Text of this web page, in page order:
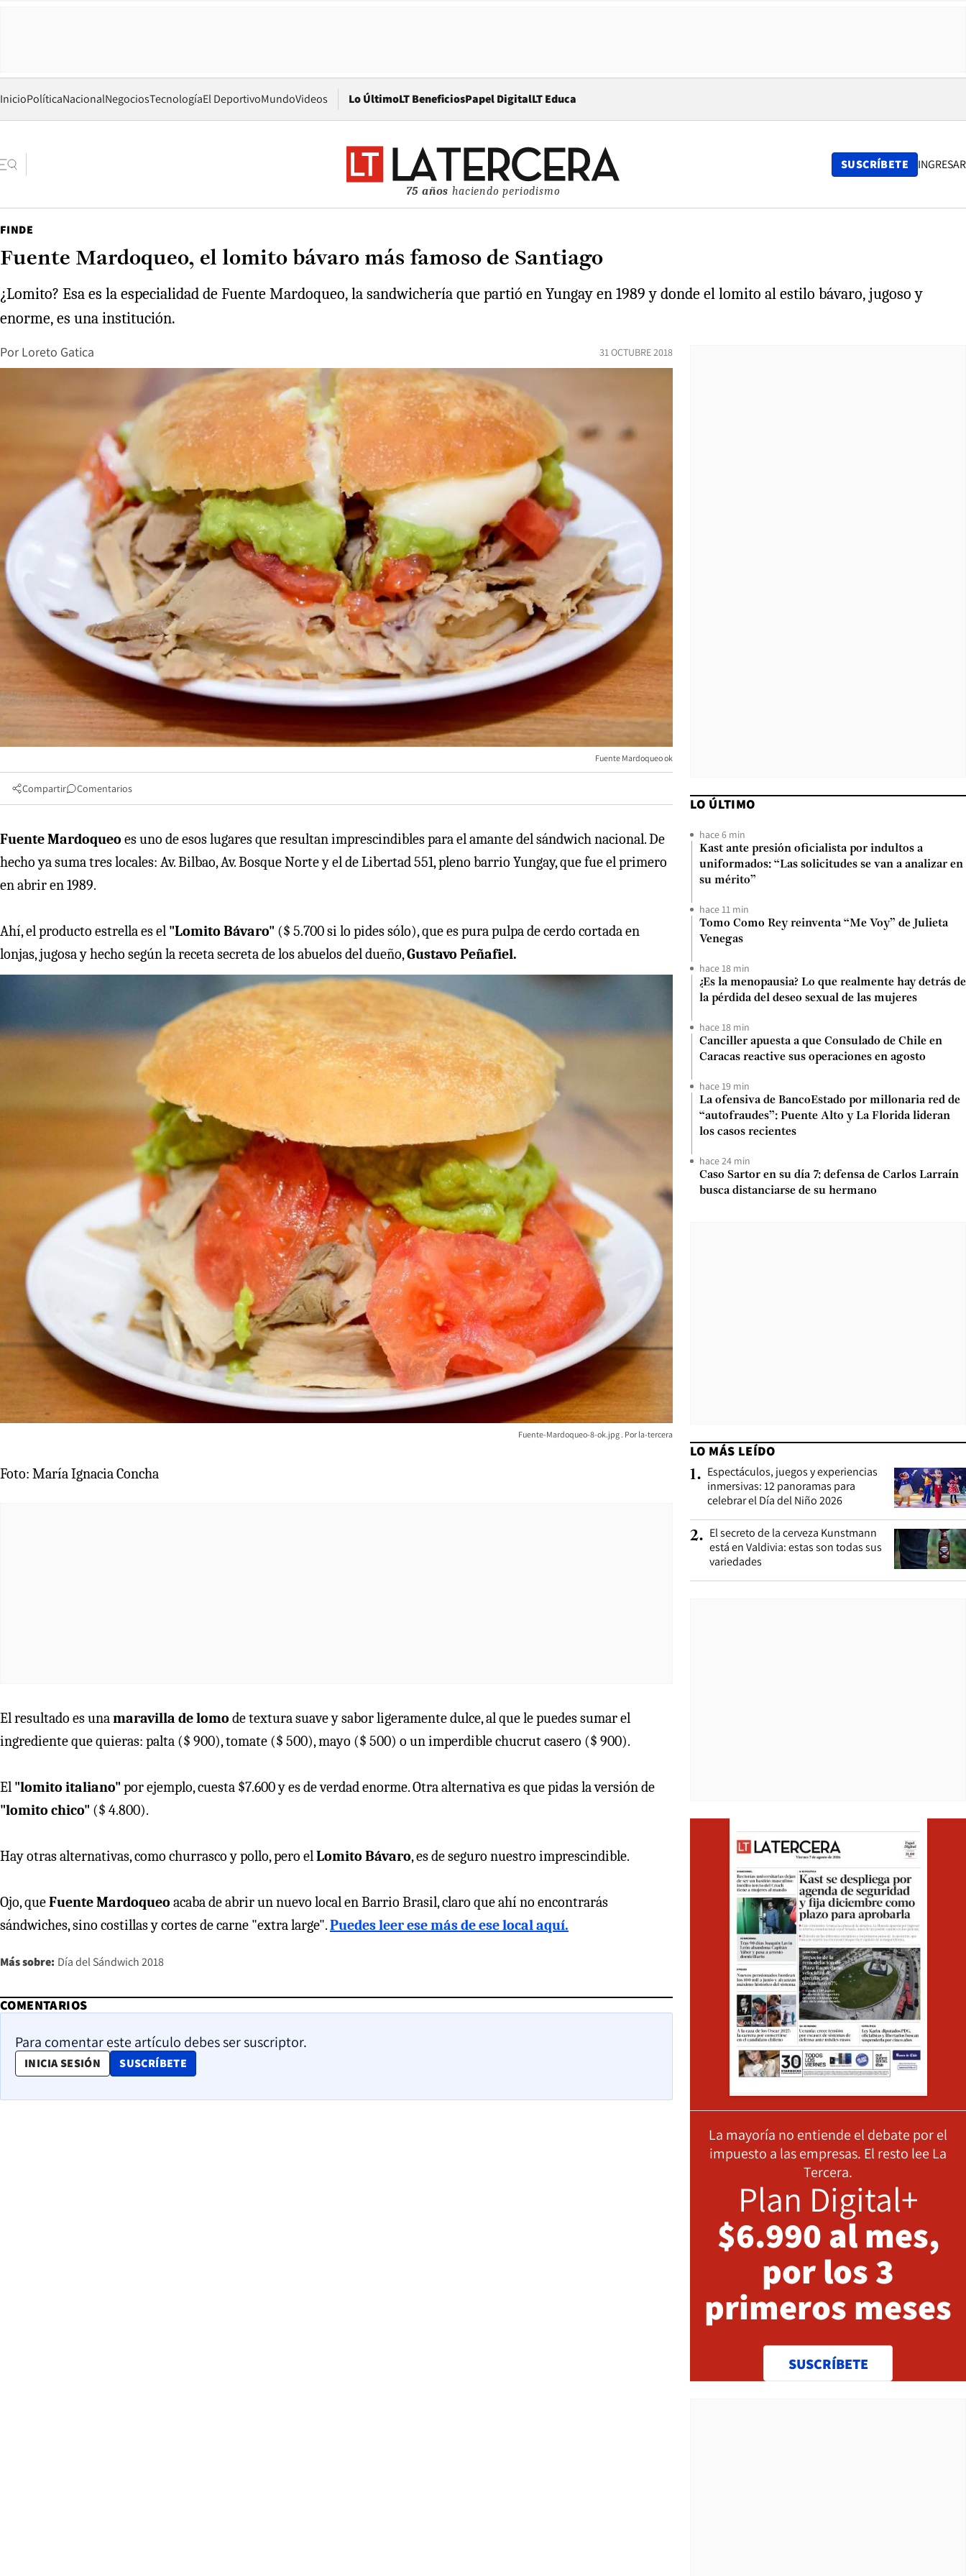
InicioPolíticaNacionalNegociosTecnologíaEl DeportivoMundoVideos Lo ÚltimoLT BeneficiosPapel DigitalOpens in new window
LT Educa
75 años haciendo periodismo
SUSCRÍBETE INGRESAR
FINDE
Fuente Mardoqueo, el lomito bávaro más famoso de Santiago
¿Lomito? Esa es la especialidad de Fuente Mardoqueo, la sandwichería que partió en Yungay en 1989 y donde el lomito al estilo bávaro, jugoso y
enorme, es una institución.
Por Loreto Gatica 31 OCTUBRE 2018
Fuente Mardoqueo ok
Compartir Comentarios
Fuente Mardoqueo es uno de esos lugares que resultan imprescindibles para el amante del sándwich nacional. De
hecho ya suma tres locales: Av. Bilbao, Av. Bosque Norte y el deLibertad 551, pleno barrio Yungay, que fue el primero
en abrir en 1989.
Ahí, el producto estrella es el "Lomito Bávaro" ($ 5.700 si lo pides sólo), que es pura pulpa de cerdo cortada en
lonjas, jugosa y hecho según la receta secreta de los abuelos del dueño,Gustavo Peñafiel.
Fuente-Mardoqueo-8-ok.jpg la-tercera
Foto: María Ignacia Concha
El resultado es unamaravilla de lomo de textura suave y sabor ligeramente dulce, al que le puedes sumar el
ingrediente que quieras: palta ($ 900), tomate ($ 500), mayo ($ 500) o un imperdible chucrut casero ($ 900).
El "lomito italiano" por ejemplo, cuesta $7.600 y es de verdad enorme. Otra alternativa es que pidas la versión de
"lomito chico" ($ 4.800).
Hay otras alternativas, como churrasco y pollo, pero elLomito Bávaro, es de seguro nuestro imprescindible.
Ojo, queFuente Mardoqueo acaba de abrir un nuevo local en Barrio Brasil, claro que ahí no encontrarás
sándwiches, sino costillas y cortes de carne "extra large".Puedes leer ese más de ese local aquí.
Más sobre: Día del Sándwich 2018
COMENTARIOS
Para comentar este artículo debes ser suscriptor.
INICIA SESIÓN SUSCRÍBETE
OPENS IN NEW WINDOW
LO ÚLTIMO
hace 6 min
Kast ante presión oficialista por indultos a
uniformados: “Las solicitudes se van a analizar en
su mérito”
hace 11 min
Tomo Como Rey reinventa “Me Voy” de Julieta
Venegas
hace 18 min
¿Es la menopausia? Lo que realmente hay detrás de
la pérdida del deseo sexual de las mujeres
hace 18 min
Canciller apuesta a que Consulado de Chile en
Caracas reactive sus operaciones en agosto
hace 19 min
La ofensiva de BancoEstado por millonaria red de
“autofraudes”: Puente Alto y La Florida lideran
los casos recientes
hace 24 min
Caso Sartor en su día 7: defensa de Carlos Larraín
busca distanciarse de su hermano
LO MÁS LEÍDO
1. Espectáculos, juegos y experiencias
inmersivas: 12 panoramas para
celebrar el Día del Niño 2026
2. El secreto de la cerveza Kunstmann
está en Valdivia: estas son todas sus
variedades
La mayoría no entiende el debate por el
impuesto a las empresas. El resto lee La
Tercera.
Plan Digital+
$6.990 al mes,
por los 3
primeros meses
SUSCRÍBETE